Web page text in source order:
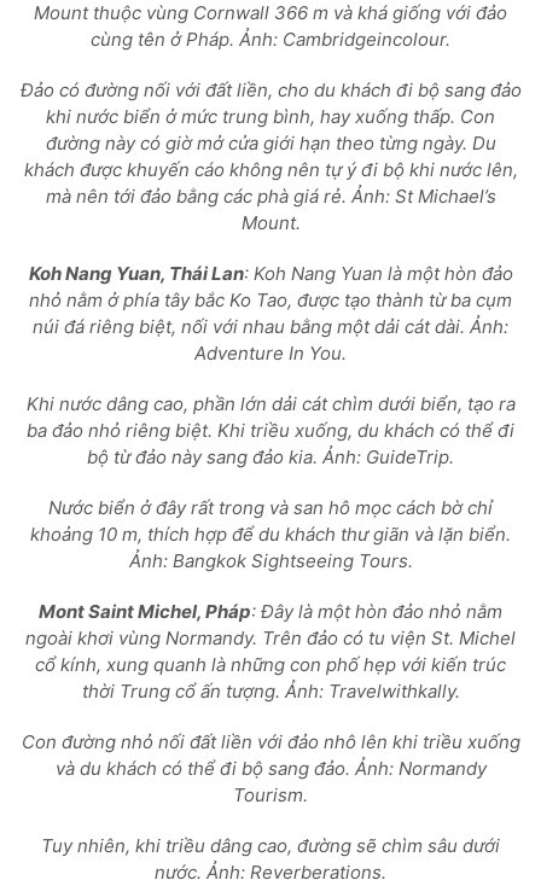
Mount thuộc vùng Cornwall 366 m và khá giống với đảo
cùng tên ở Pháp. Ảnh: Cambridgeincolour.
Đảo có đường nối với đất liền, cho du khách đi bộ sang đảo
khi nước biển ở mức trung bình, hay xuống thấp. Con
đường này có giờ mở cửa giới hạn theo từng ngày. Du
khách được khuyến cáo không nên tự ý đi bộ khi nước lên,
mà nên tới đảo bằng các phà giá rẻ. Ảnh: St Michael’s
Mount.
Koh Nang Yuan, Thái Lan: Koh Nang Yuan là một hòn đảo
nhỏ nằm ở phía tây bắc Ko Tao, được tạo thành từ ba cụm
núi đá riêng biệt, nối với nhau bằng một dải cát dài. Ảnh:
Adventure In You.
Khi nước dâng cao, phần lớn dải cát chìm dưới biển, tạo ra
ba đảo nhỏ riêng biệt. Khi triều xuống, du khách có thể đi
bộ từ đảo này sang đảo kia. Ảnh: GuideTrip.
Nước biển ở đây rất trong và san hô mọc cách bờ chỉ
khoảng 10 m, thích hợp để du khách thư giãn và lặn biển.
Ảnh: Bangkok Sightseeing Tours.
Mont Saint Michel, Pháp: Đây là một hòn đảo nhỏ nằm
ngoài khơi vùng Normandy. Trên đảo có tu viện St. Michel
cổ kính, xung quanh là những con phố hẹp với kiến trúc
thời Trung cổ ấn tượng. Ảnh: Travelwithkally.
Con đường nhỏ nối đất liền với đảo nhô lên khi triều xuống
và du khách có thể đi bộ sang đảo. Ảnh: Normandy
Tourism.
Tuy nhiên, khi triều dâng cao, đường sẽ chìm sâu dưới
nước. Ảnh: Reverberations.